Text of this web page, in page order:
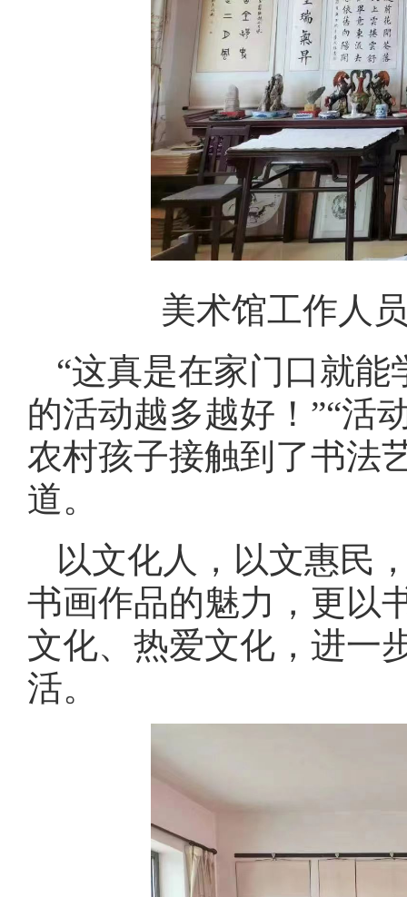
美术馆工作人
“这真是在家门口就
的活动越多越好！”“活
农村孩子接触到了书
道。
以文化人，以文惠民
书画作品的魅力，更以
文化、热爱文化，进一
活。